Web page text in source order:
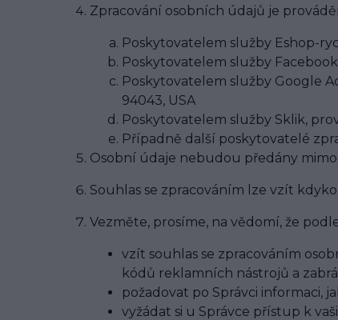
Zpracování osobních údajů je
Poskytovatelem služby Eshop-
Poskytovatelem služby
Poskytovatelem služby Google
94043, USA
Poskytovatelem služby Sklik,
Případně další poskytovatelé
Osobní údaje nebudou předány
Souhlas se zpracováním lze vzít
Vezměte, prosíme, na vědomí, že
vzít souhlas se zpracováním
kódů reklamních nástrojů a
požadovat po Správci informaci,
vyžádat si u Správce přístup k